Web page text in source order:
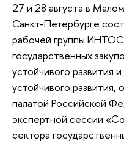
27 и 28 августа в
Санкт-Петербурге
рабочей группы
государственных
устойчивого развития
устойчивого развития,
палатой Российской
экспертной сессии
сектора